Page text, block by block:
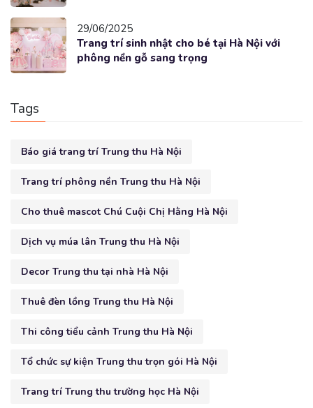
29/06/2025
Trang trí sinh nhật cho bé tại Hà Nội với
phông nền gỗ sang trọng
Tags
Báo giá trang trí Trung thu Hà Nội
Trang trí phông nền Trung thu Hà Nội
Cho thuê mascot Chú Cuội Chị Hằng Hà Nội
Dịch vụ múa lân Trung thu Hà Nội
Decor Trung thu tại nhà Hà Nội
Thuê đèn lồng Trung thu Hà Nội
Thi công tiểu cảnh Trung thu Hà Nội
Tổ chức sự kiện Trung thu trọn gói Hà Nội
Trang trí Trung thu trường học Hà Nội